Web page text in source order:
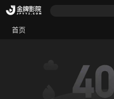
首页